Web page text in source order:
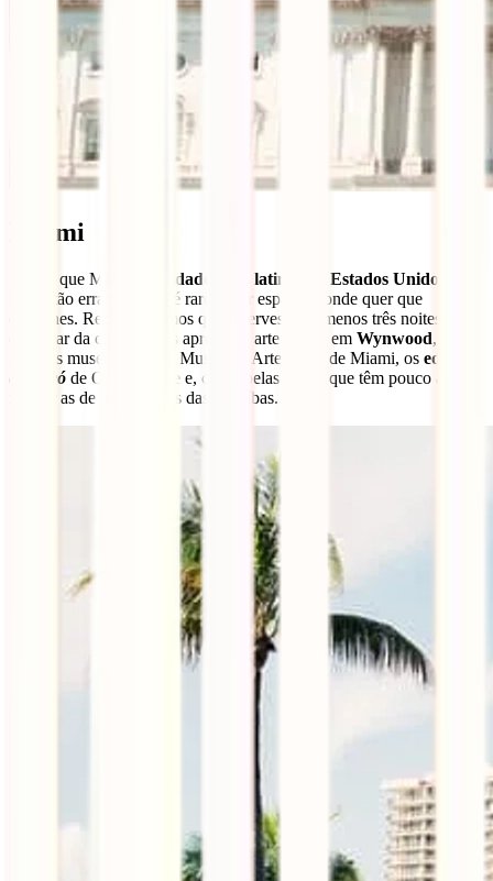
Miami
Dizem que Miami é a cidade mais latina dos Estados Unidos
não estão errados! Não é raro ouvir espanhol onde quer que
caminhes. Recomendamos que reserves pelo menos três noites para
desfrutar da cidade. Vais apreciar a arte de rua em Wynwood,
grandes museus como o Museu de Arte Pérez de Miami, os edifícios
art decó de Ocean Drive e, claro, belas praias que têm pouco a
invejar as de muitas ilhas das Caraíbas.